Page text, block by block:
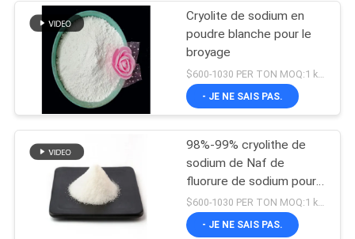
Cryolite de sodium en
poudre blanche pour le
broyage
- JE NE SAIS PAS.
98%-99% cryolithe de
sodium de Naf de
fluorure de sodium pour
l'électrolyse en aluminium$600-1030 PER TON MOQ:1 kg ou plus
- JE NE SAIS PAS.